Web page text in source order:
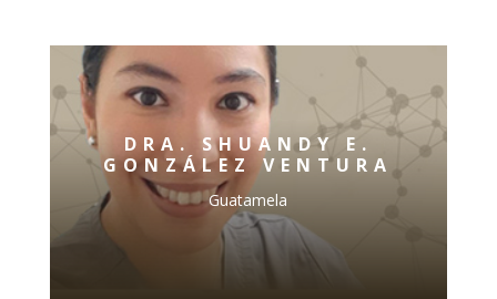
DRA. SHUANDY E.
GONZÁLEZ VENTURA
Guatamela